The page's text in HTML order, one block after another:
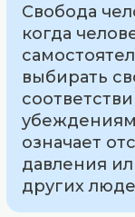
Свобода
когда
выбирать
означает
давления
других